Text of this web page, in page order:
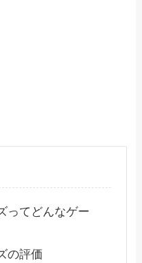
ってどんなゲー
の評価